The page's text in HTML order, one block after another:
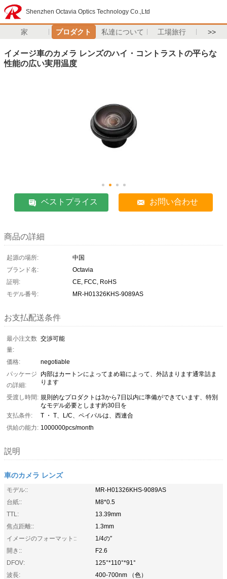
Shenzhen Octavia Optics Technology Co.,Ltd
家 プロダクト 私達について 工場旅行 >>
イメージ車のカメラ レンズのハイ・コントラストの平らな
性能の広い実用温度
ベストプライス お問い合わせ
商品の詳細
起源の場所:
中国
ブランド名:
Octavia
証明:
CE, FCC, RoHS
モデル番号:
MR-H01326KHS-9089AS
お支払配送条件
最小注文数
量:
交渉可能
価格:
negotiable
パッケージ
の詳細:
内部はカートンによってまめ箱によって、外詰まります通常詰ま
ります
受渡し時間: 規則的なプロダクトは3から7日以内に準備ができています、特別
なモデル必要とします約30日を
支払条件:
T ・ T、L/C、ペイパルは、西連合
供給の能力: 1000000pcs/month
説明
車のカメラ レンズ
モデル::
MR-H01326KHS-9089AS
台紙::
M8*0.5
TTL:
13.39mm
焦点距離::
1.3mm
イメージのフォーマット::
1/4の″
開き::
F2.6
DFOV:
125°*110°*91°
波長:
400-700nm （色）